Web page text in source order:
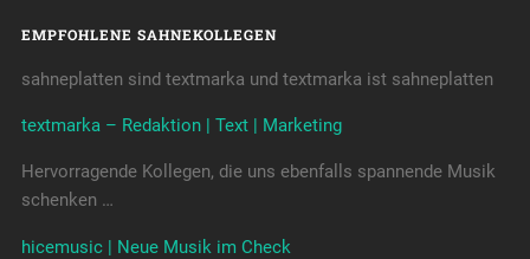
EMPFOHLENE SAHNEKOLLEGEN
sahneplatten sind textmarka und textmarka ist sahneplatten
textmarka – Redaktion | Text | Marketing
Hervorragende Kollegen, die uns ebenfalls spannende Musik
schenken …
hicemusic | Neue Musik im Check